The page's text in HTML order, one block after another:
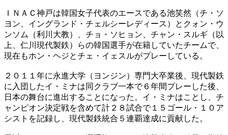
ＩＮＡＣ神戸は韓国女子代表のエースである池笑然（チ・ソ
ヨン、イングランド・チェルシーレディース）とクォン・ウ
ンソム（利川大教）、チョ・ソヒョン、チャン・スルギ（以
上、仁川現代製鉄）らの韓国選手が在籍していたチームで、
現在もホン・ヘジとチェ・イェスルがプレーしている。
２０１１年に永進大学（ヨンジン）専門大卒業後、現代製鉄
に入団したイ・ミナは同クラブ一本で６年間プレーした後、
日本の舞台に進出することになった。イ・ミナはことし、チ
ャンピオン決定戦を含めて計２８試合で１５ゴール・１０ア
シストを記録し、現代製鉄統合５連覇達成に貢献した。